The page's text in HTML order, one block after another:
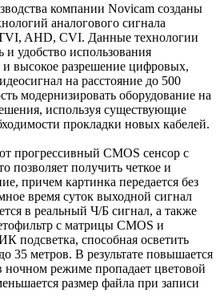
компании Novicam созданы
аналогового сигнала
AHD, CVI. Данные технологии
и удобство использования
высокое разрешение цифровых,
на расстояние до 500
модернизировать оборудование на
используя существующие
прокладки новых кабелей.
прогрессивный CMOS сенсор c
позволяет получить четкое и
причем картинка передается без
время суток выходной сигнал
в реальный Ч/Б сигнал, а также
с матрицы CMOS и
подсветка, способная осветить
35 метров. В результате повышается
ночном режиме пропадает цветовой
размер файла при записи